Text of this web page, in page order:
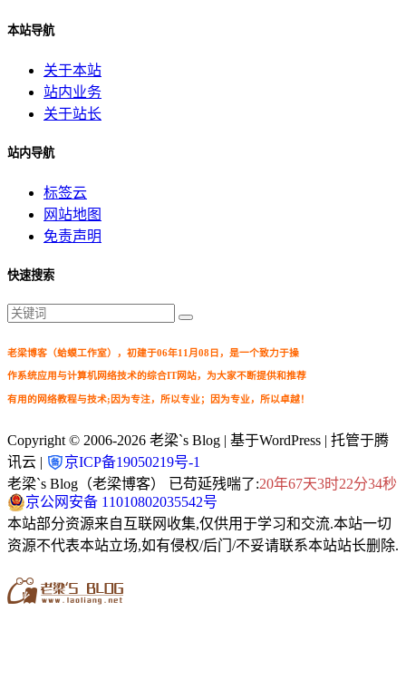
本站导航
关于本站
站内业务
关于站长
站内导航
标签云
网站地图
免责声明
快速搜索
老梁博客（蛤蟆工作室），初建于06年11月08日，是一个致力于操
作系统应用与计算机网络技术的综合IT网站，为大家不断提供和推荐
有用的网络教程与技术;因为专注，所以专业；因为专业，所以卓越！
Copyright © 2006-2026 老梁`s Blog | 基于WordPress | 托管于腾
讯云 |
京ICP备19050219号-1
老梁`s Blog（老梁博客） 已苟延残喘了:20年67天3时22分35秒
京公网安备 11010802035542号
本站部分资源来自互联网收集,仅供用于学习和交流.本站一切
资源不代表本站立场,如有侵权/后门/不妥请联系本站站长删除.